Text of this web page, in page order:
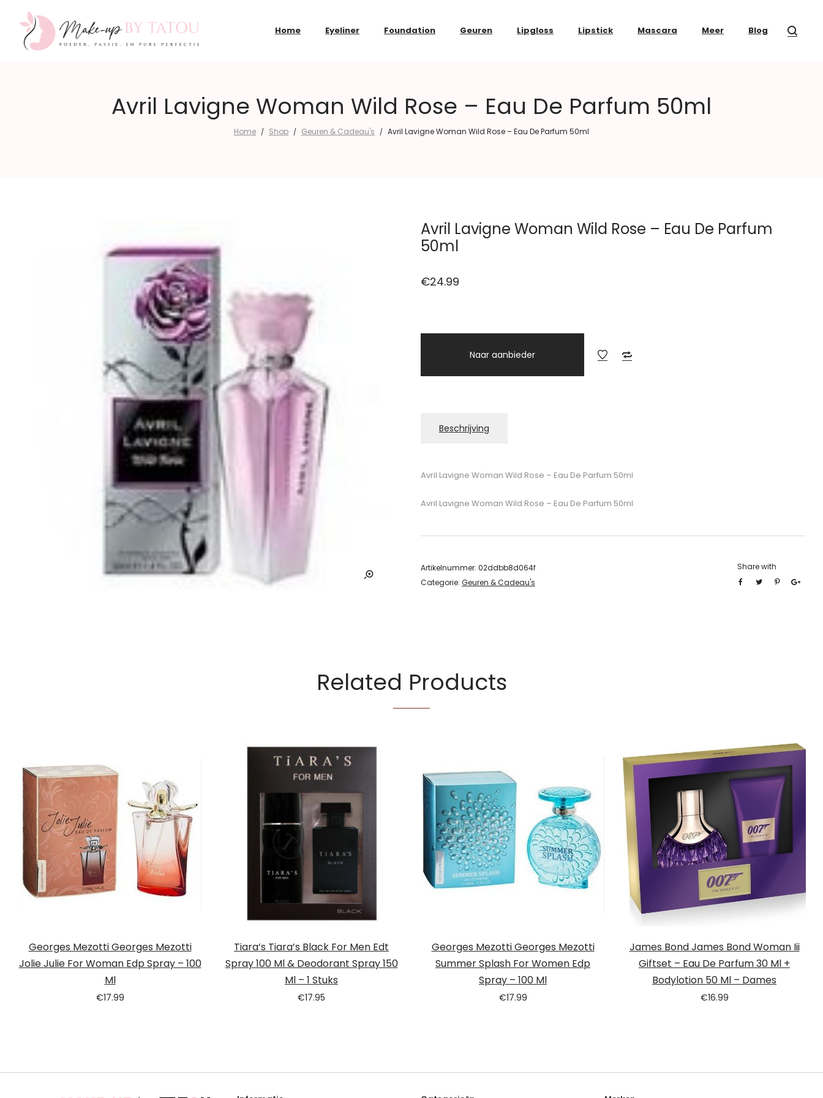
Home Eyeliner Foundation Geuren Lipgloss Lipstick Mascara Meer Blog
Avril Lavigne Woman Wild Rose – Eau De Parfum 50ml
Home / Shop / Geuren & Cadeau's / Avril Lavigne Woman Wild Rose – Eau De Parfum 50ml
Avril Lavigne Woman Wild Rose – Eau De Parfum
50ml
€24.99
Naar aanbieder
Beschrijving
Avril Lavigne Woman Wild Rose – Eau De Parfum 50ml
Avril Lavigne Woman Wild Rose – Eau De Parfum 50ml
Artikelnummer: 02ddbb8d064f
Categorie: Geuren & Cadeau's
Share with
Related Products
Georges Mezotti Georges Mezotti
Jolie Julie For Woman Edp Spray – 100
Ml
€17.99
Tiara’s Tiara’s Black For Men Edt
Spray 100 Ml & Deodorant Spray 150
Ml – 1 Stuks
€17.95
Georges Mezotti Georges Mezotti
Summer Splash For Women Edp
Spray – 100 Ml
€17.99
James Bond James Bond Woman Iii
Giftset – Eau De Parfum 30 Ml +
Bodylotion 50 Ml – Dames
€16.99